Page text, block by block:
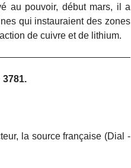
au pouvoir, début mars, il a
qui instauraient des zones
de cuivre et de lithium.
3781.
la source française (Dial -